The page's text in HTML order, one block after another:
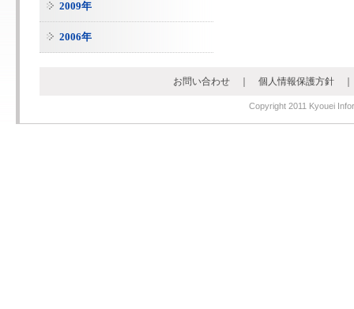
2009年
2006年
お問い合わせ｜ 個人情報保護方針
Copyright 2011 Kyouei